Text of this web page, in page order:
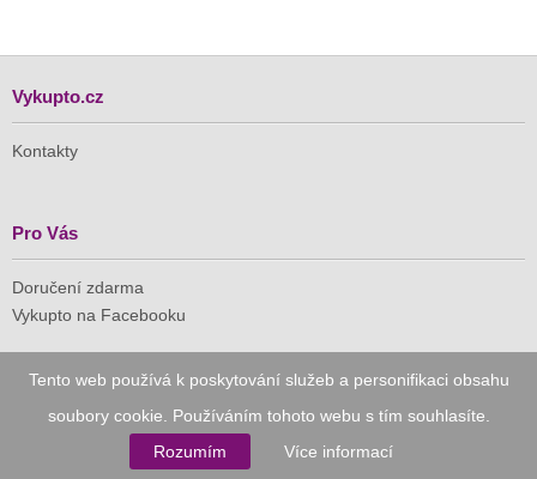
Tento web používá k poskytování služeb a personifikaci obsahu
soubory cookie. Používáním tohoto webu s tím souhlasíte.
Rozumím
Více informací
Vykupto.cz
Kontakty
Pro Vás
Doručení zdarma
Vykupto na Facebooku
Důvěryhodný nákup
Naše společnost je členem Asociace pro elektronickou
komerci (APEK)